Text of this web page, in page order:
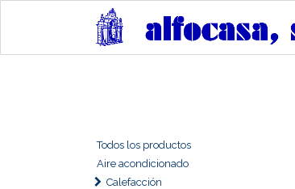
Todos los productos
Aire acondicionado
Calefacción